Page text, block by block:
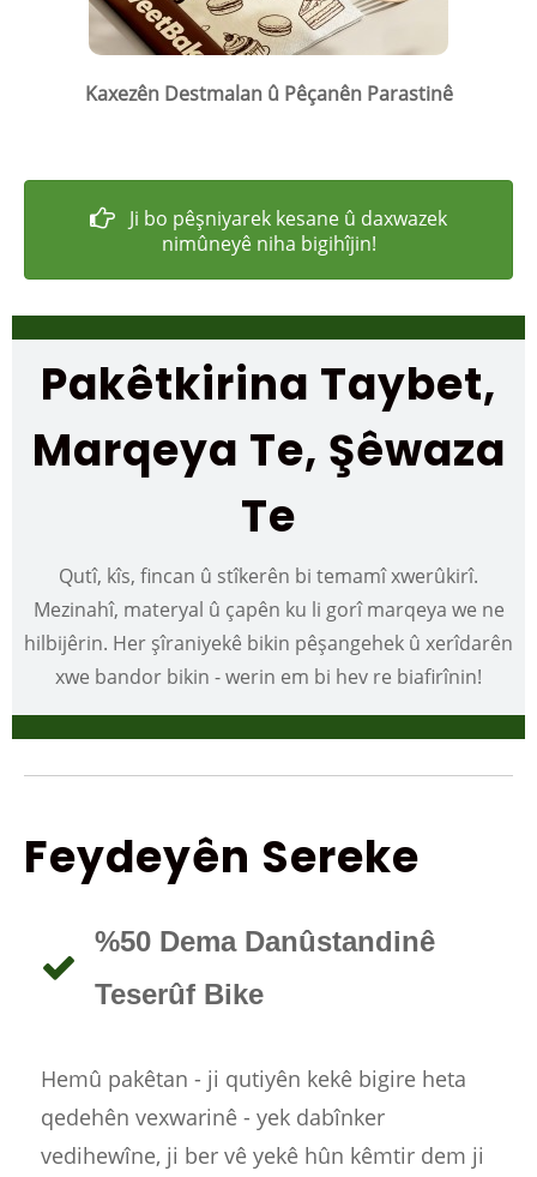
Kaxezên Destmalan û Pêçanên Parastinê
Ji bo pêşniyarek kesane û daxwazek
nimûneyê niha bigihîjin!
Pakêtkirina Taybet,
Marqeya Te, Şêwaza
Te
Qutî, kîs, fincan û stîkerên bi temamî xwerûkirî.
Mezinahî, materyal û çapên ku li gorî marqeya we ne
hilbijêrin. Her şîraniyekê bikin pêşangehek û xerîdarên
xwe bandor bikin - werin em bi hev re biafirînin!
Feydeyên Sereke
%50 Dema Danûstandinê
Teserûf Bike
Hemû pakêtan - ji qutiyên kekê bigire heta
qedehên vexwarinê - yek dabînker
vedihewîne, ji ber vê yekê hûn kêmtir dem ji